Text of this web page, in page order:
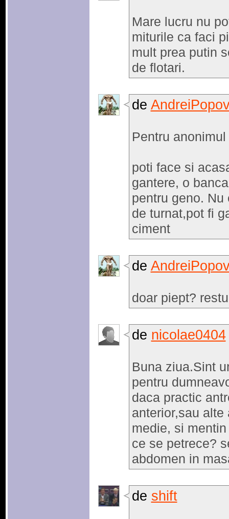
Mare lucru nu
miturile ca faci
mult prea putin
de flotari.
de
Pentru anonimul
poti face si
gantere, o
pentru geno.
de turnat,pot fi
ciment
de
doar piept?
de nicolae0404
Buna ziua.Sint
pentru
daca practic
anterior,sau
medie, si
ce se petrece?
abdomen in
de shift